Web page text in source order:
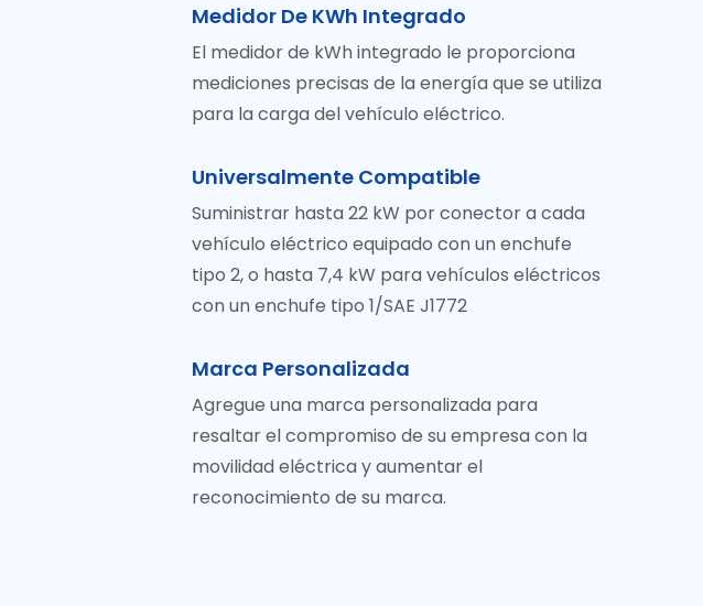
Medidor De KWh Integrado
El medidor de kWh integrado le proporciona
mediciones precisas de la energía que se utiliza
para la carga del vehículo eléctrico.
Universalmente Compatible
Suministrar hasta 22 kW por conector a cada
vehículo eléctrico equipado con un enchufe
tipo 2, o hasta 7,4 kW para vehículos eléctricos
con un enchufe tipo 1/SAE J1772
Marca Personalizada
Agregue una marca personalizada para
resaltar el compromiso de su empresa con la
movilidad eléctrica y aumentar el
reconocimiento de su marca.